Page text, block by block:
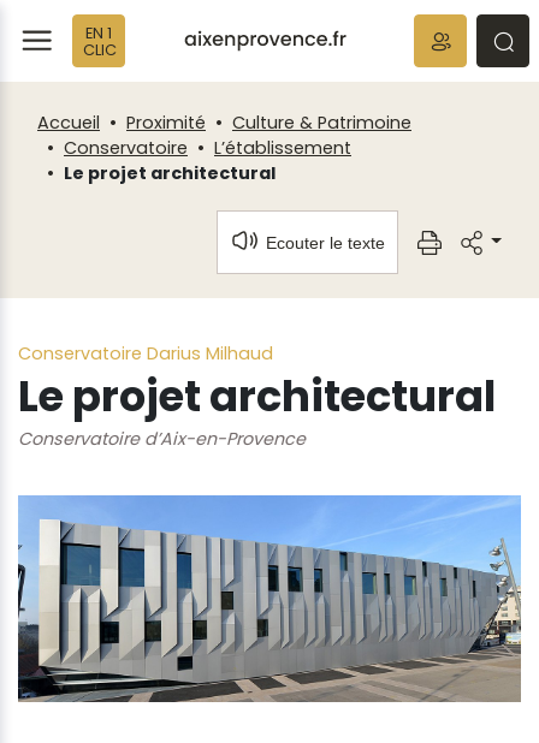
EN 1
CLIC
Accueil Proximité
Culture & Patrimoine
Conservatoire
L’établissement
Le projet architectural
Ecouter le texte
Conservatoire Darius Milhaud
Le projet architectural
Conservatoire d’Aix-en-Provence
Fenêtre
de
chat
Panneau de gestion des cookies